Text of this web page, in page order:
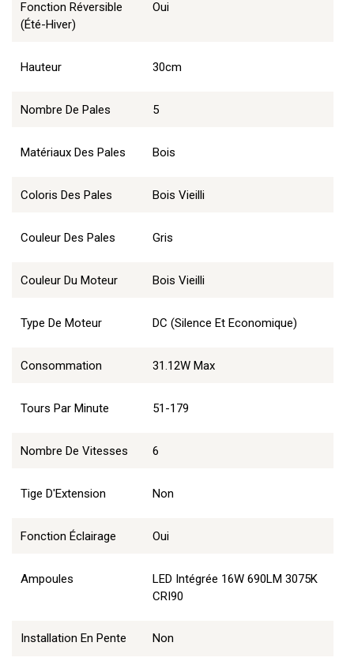
Fonction Réversible
(été-Hiver)
Oui
Hauteur 30cm
Nombre De Pales 5
Matériaux Des Pales Bois
Coloris Des Pales Bois Vieilli
Couleur Des Pales Gris
Couleur Du Moteur Bois Vieilli
Type De Moteur DC (Silence Et Economique)
Consommation 31.12W Max
Tours Par Minute 51-179
Nombre De Vitesses 6
Tige D'Extension Non
Fonction Éclairage Oui
Ampoules
LED Intégrée 16W 690LM 3075K
CRI90
Installation En Pente Non